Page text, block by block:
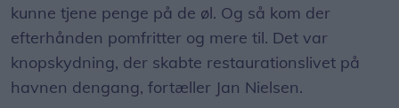
kunne tjene penge på de øl. Og så kom der
efterhånden pomfritter og mere til. Det var
knopskydning, der skabte restaurationslivet på
havnen dengang, fortæller Jan Nielsen.